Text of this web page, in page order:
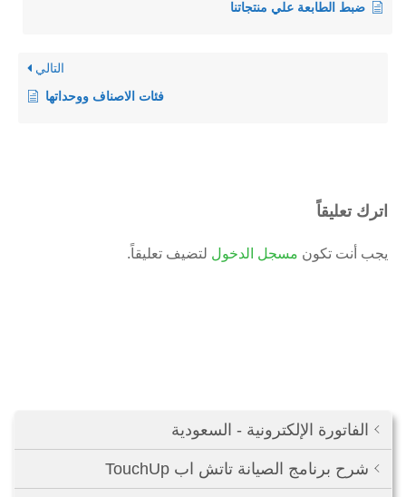
الفاتورة الإلكترونية - السعودية
شرح برنامج الصيانة تاتش اب TouchUp
ضبط الطابعة علي منتجاتنا
التالي
فئات الاصناف ووحداتها
اترك تعليقاً
يجب أنت تكون مسجل الدخول لتضيف تعليقاً.